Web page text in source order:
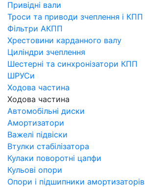
Привідні вали
Троси та приводи зчеплення і КПП
Фільтри АКПП
Хрестовини карданного валу
Циліндри зчеплення
Шестерні та синхронізатори КПП
ШРУСи
Ходова частина
Ходова частина
Автомобільні диски
Амортизатори
Важелі підвіски
Втулки стабілізатора
Кулаки поворотні цапфи
Кульові опори
Опори і підшипники амортизаторів